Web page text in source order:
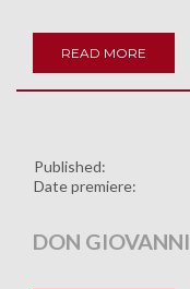
READ MORE
Published:
Date premiere:
DON GIOVANNI